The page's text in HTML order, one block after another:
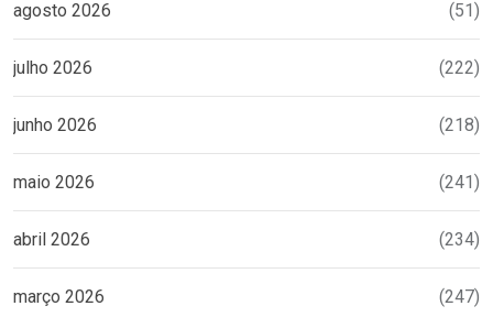
agosto 2026 (51)
julho 2026 (222)
junho 2026 (218)
maio 2026 (241)
abril 2026 (234)
março 2026 (247)